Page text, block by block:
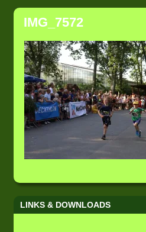
Inhalt
springenIMG_7572
LINKS & DOWNLOADS